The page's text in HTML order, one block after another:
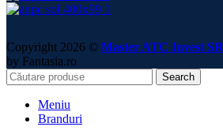
Copyright 2026 © Master ATC Invest
by Fantasia.ro
Search
Meniu
Branduri